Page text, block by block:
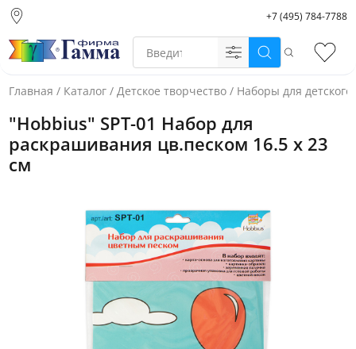
склад)
Санкт-Петербург
Екатеринбург
+7 (495) 784-7788
Поиск
Главная / Каталог / Детское творчество / Наборы для детского
Фото товара
"Hobbius" SPT-01 Набор для
раскрашивания цв.песком 16.5 x 23
см